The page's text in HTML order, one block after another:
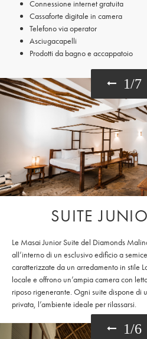
Connessione internet gratuita
Cassaforte digitale in camera
Telefono via operator
Asciugacapelli
Prodotti da bagno e accappatoio
1/7
SUITE
Le Masai Junior Suite del Diamonds
all’interno di un esclusivo edificio a
caratterizzate da un arredamento in stile
locale e offrono un’ampia camera con
riposo rigenerante. Ogni suite dispone di
privata, l’ambiente ideale per rilassarsi.
1/6